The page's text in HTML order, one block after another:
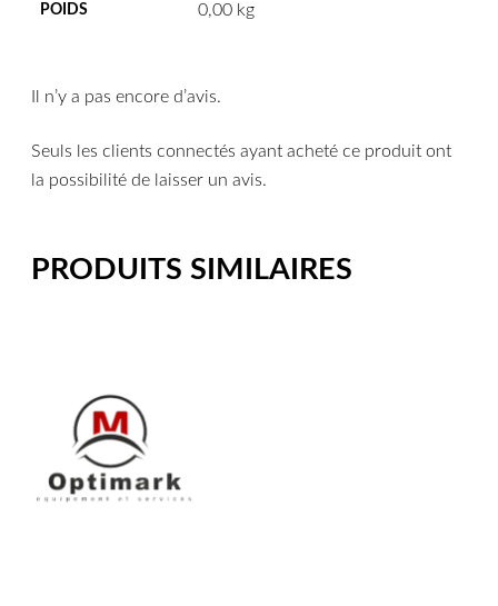
POIDS 0,00 kg
Il n’y a pas encore d’avis.
Seuls les clients connectés ayant acheté ce produit ont
la possibilité de laisser un avis.
PRODUITS SIMILAIRES